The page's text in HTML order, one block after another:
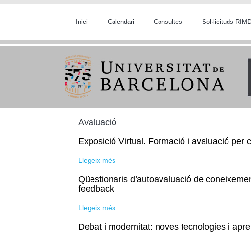
Vés al contingut
Inici Calendari Consultes Sol·licituds
Avaluació
Exposició Virtual. Formació i avaluació per
Llegeix més
Qüestionaris d’autoavaluació de
feedback
Llegeix més
Debat i modernitat: noves tecnologies i